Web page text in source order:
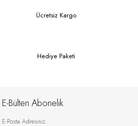
Ücretsiz Kargo
Hediye Paketi
E-Bülten Abonelik